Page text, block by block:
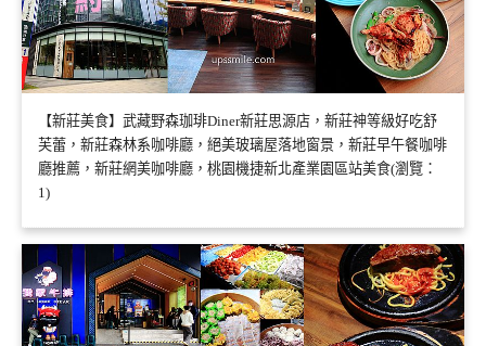
【新莊美食】武藏野森珈琲Diner新莊思源店，新莊神等級好吃舒
芙蕾，新莊森林系咖啡廳，絕美玻璃屋落地窗景，新莊早午餐咖啡
廳推薦，新莊網美咖啡廳，桃園機捷新北產業園區站美食(瀏覽：
1)